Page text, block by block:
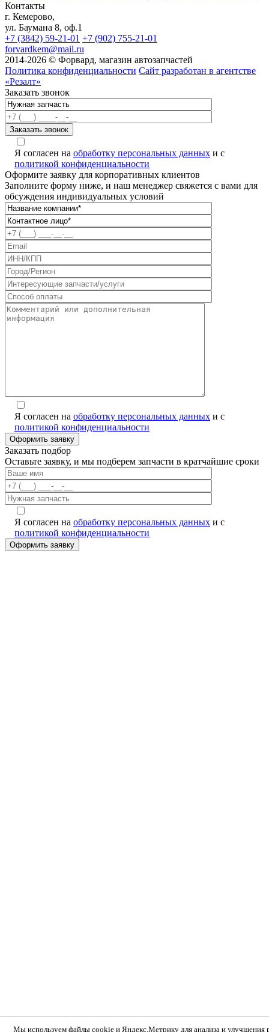
Контакты
г. Кемерово,
ул. Баумана 8, оф.1
+7 (3842) 59-21-01 +7 (902) 755-21-01
forvardkem@mail.ru
2014-2026 © Форвард, магазин автозапчастей
Политика конфиденциальности Сайт разработан в агентстве
«Резалт»
Заказать звонок
Я согласен на обработку персональных данных и с
политикой конфиденциальности
Оформите заявку для корпоративных клиентов
Заполните форму ниже, и наш менеджер свяжется с вами для
обсуждения индивидуальных условий
Я согласен на обработку персональных данных и с
политикой конфиденциальности
Заказать подбор
Оставьте заявку, и мы подберем запчасти в кратчайшие сроки
Я согласен на обработку персональных данных и с
политикой конфиденциальности
Мы используем файлы cookie и Яндекс.Метрику для анализа и улучшения